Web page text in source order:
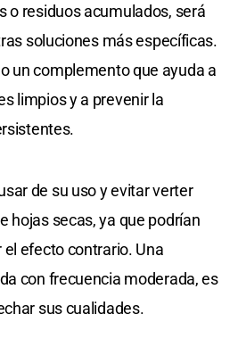
o residuos acumulados, será
soluciones más específicas.
un complemento que ayuda a
limpios y a prevenir la
de su uso y evitar verter
hojas secas, ya que podrían
efecto contrario. Una
con frecuencia moderada, es
sus cualidades.